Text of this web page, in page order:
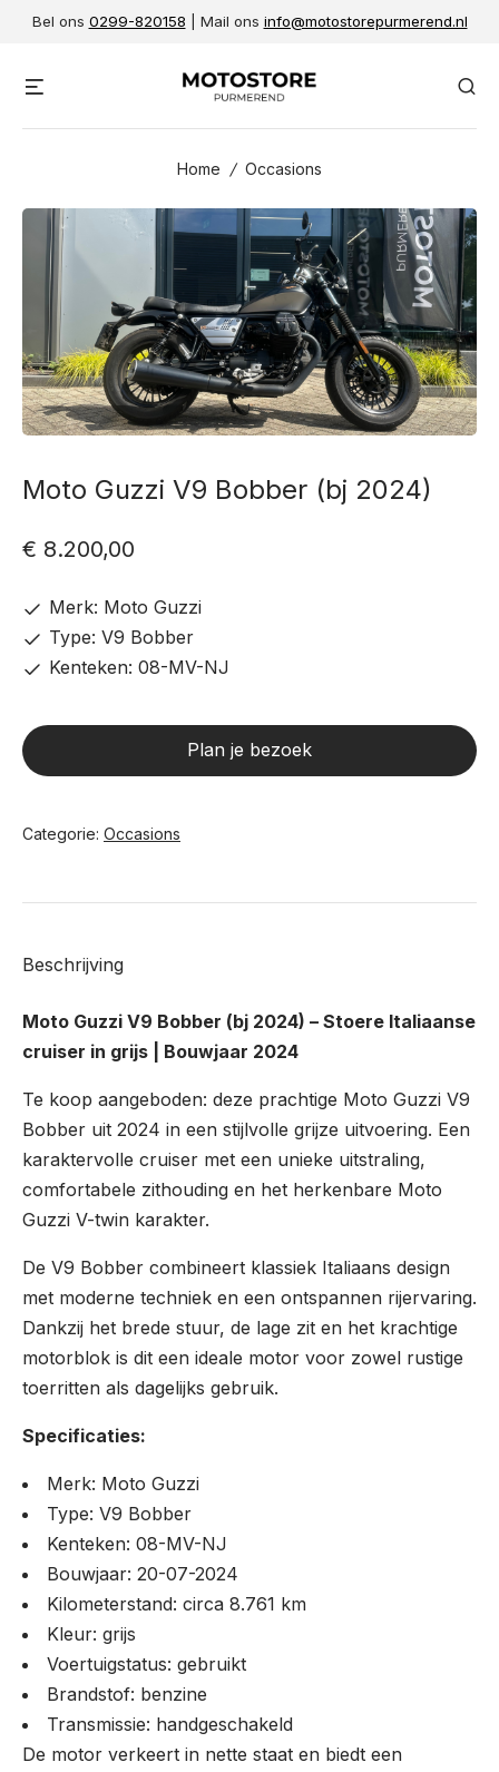
Skip
content
Bel ons 0299-820158 | Mail ons info@motostorepurmerend.nl
Home / Occasions
Moto Guzzi V9 Bobber (bj 2024)
€ 8.200,00
Merk: Moto Guzzi
Type: V9 Bobber
Kenteken: 08-MV-NJ
Plan je bezoek
Categorie: Occasions
Beschrijving
Moto Guzzi V9 Bobber (bj 2024) – Stoere Italiaanse
cruiser in grijs | Bouwjaar 2024
Te koop aangeboden: deze prachtige Moto Guzzi V9
Bobber uit 2024 in een stijlvolle grijze uitvoering. Een
karaktervolle cruiser met een unieke uitstraling,
comfortabele zithouding en het herkenbare Moto
Guzzi V-twin karakter.
De V9 Bobber combineert klassiek Italiaans design
met moderne techniek en een ontspannen rijervaring.
Dankzij het brede stuur, de lage zit en het krachtige
motorblok is dit een ideale motor voor zowel rustige
toerritten als dagelijks gebruik.
Specificaties:
Merk: Moto Guzzi
Type: V9 Bobber
Kenteken: 08-MV-NJ
Bouwjaar: 20-07-2024
Kilometerstand: circa 8.761 km
Kleur: grijs
Voertuigstatus: gebruikt
Brandstof: benzine
Transmissie: handgeschakeld
De motor verkeert in nette staat en biedt een